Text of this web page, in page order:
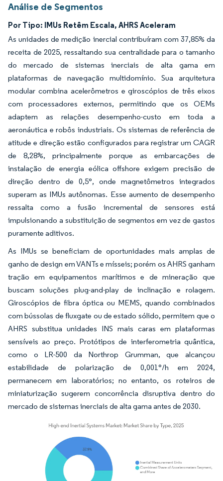
Análise de Segmentos
Por Tipo: IMUs Retêm Escala, AHRS Aceleram
As unidades de medição inercial contribuíram com 37,85% da
receita de 2025, ressaltando sua centralidade para o tamanho
do mercado de sistemas inerciais de alta gama em
plataformas de navegação multidomínio. Sua arquitetura
modular combina acelerômetros e giroscópios de três eixos
com processadores externos, permitindo que os OEMs
adaptem as relações desempenho-custo em toda a
aeronáutica e robôs industriais. Os sistemas de referência de
atitude e direção estão configurados para registrar um CAGR
de 8,28%, principalmente porque as embarcações de
instalação de energia eólica offshore exigem precisão de
direção dentro de 0,5°, onde magnetômetros integrados
superam as IMUs autônomas. Esse aumento de desempenho
ressalta como a fusão incremental de sensores está
impulsionando a substituição de segmentos em vez de gastos
puramente aditivos.
As IMUs se beneficiam de oportunidades mais amplas de
ganho de design em VANTs e mísseis; porém os AHRS ganham
tração em equipamentos marítimos e de mineração que
buscam soluções plug-and-play de inclinação e rolagem.
Giroscópios de fibra óptica ou MEMS, quando combinados
com bússolas de fluxgate ou de estado sólido, permitem que o
AHRS substitua unidades INS mais caras em plataformas
sensíveis ao preço. Protótipos de interferometria quântica,
como o LR-500 da Northrop Grumman, que alcançou
estabilidade de polarização de 0,001°/h em 2024,
permanecem em laboratórios; no entanto, os roteiros de
miniaturização sugerem concorrência disruptiva dentro do
mercado de sistemas inerciais de alta gama antes de 2030.